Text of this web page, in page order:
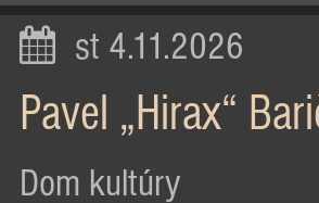
st 4.11.2026
Pavel „Hirax“
Dom kultúry